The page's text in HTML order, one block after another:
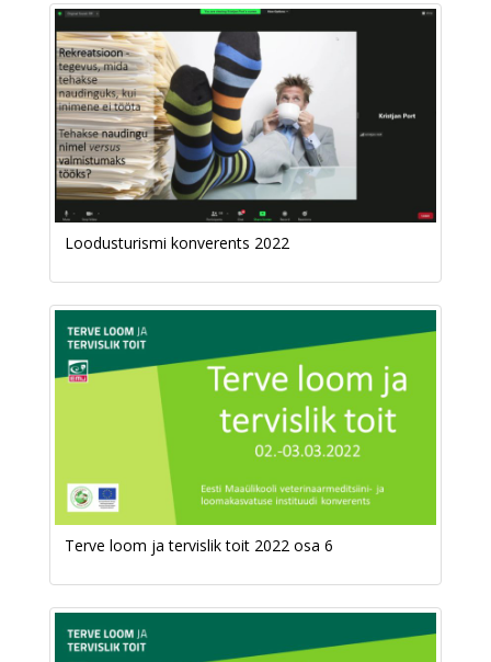
Loodusturismi konverents 2022
Terve loom ja tervislik toit 2022 osa 6